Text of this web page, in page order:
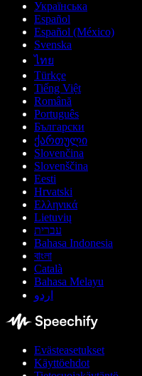
Українська
Español
Español (México)
Svenska
ไทย
Türkçe
Tiếng Việt
Română
Português
Български
ქართული
Slovenčina
Slovenščina
Eesti
Hrvatski
Ελληνικά
Lietuvių
עברית
Bahasa Indonesia
বাংলা
Català
Bahasa Melayu
اردو
Evästeasetukset
Käyttöehdot